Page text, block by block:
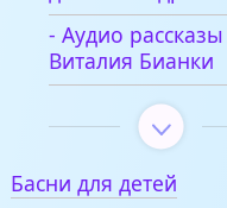
- Аудио рассказы
Виталия Бианки
Басни для детей